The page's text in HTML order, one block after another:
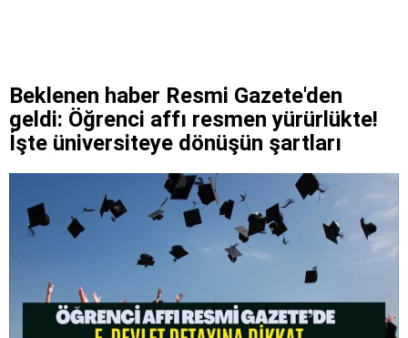
Beklenen haber Resmi Gazete'den
geldi: Öğrenci affı resmen yürürlükte!
İşte üniversiteye dönüşün şartları